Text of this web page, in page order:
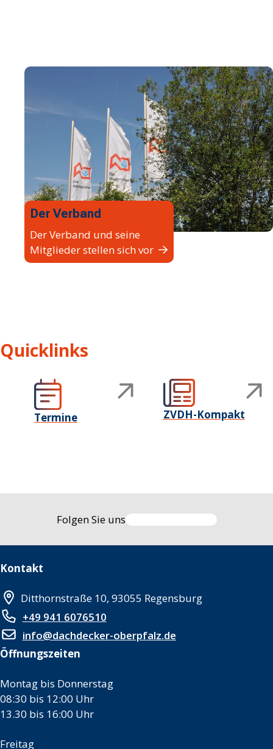
Der Verband
Der Verband und seine
Mitglieder stellen sich vor
Quicklinks
Termine ZVDH-Kompakt
Folgen Sie uns
Kontakt
Ditthornstraße 10, 93055 Regensburg
+49 941 6076510
info@dachdecker-oberpfalz.de
Öffnungszeiten
Montag bis Donnerstag
08:30 bis 12:00 Uhr
13.30 bis 16:00 Uhr
Freitag